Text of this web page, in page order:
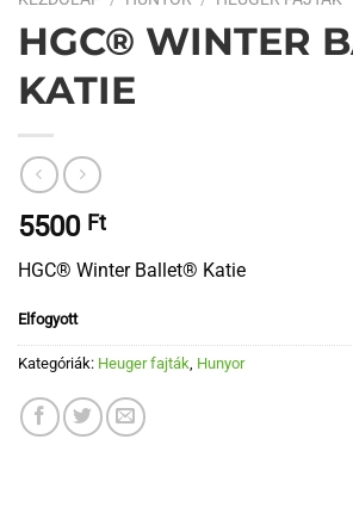
HGC® WINTER
KATIE
5500 Ft
HGC® Winter Ballet® Katie
Elfogyott
Kategóriák: Heuger fajták, Hunyor